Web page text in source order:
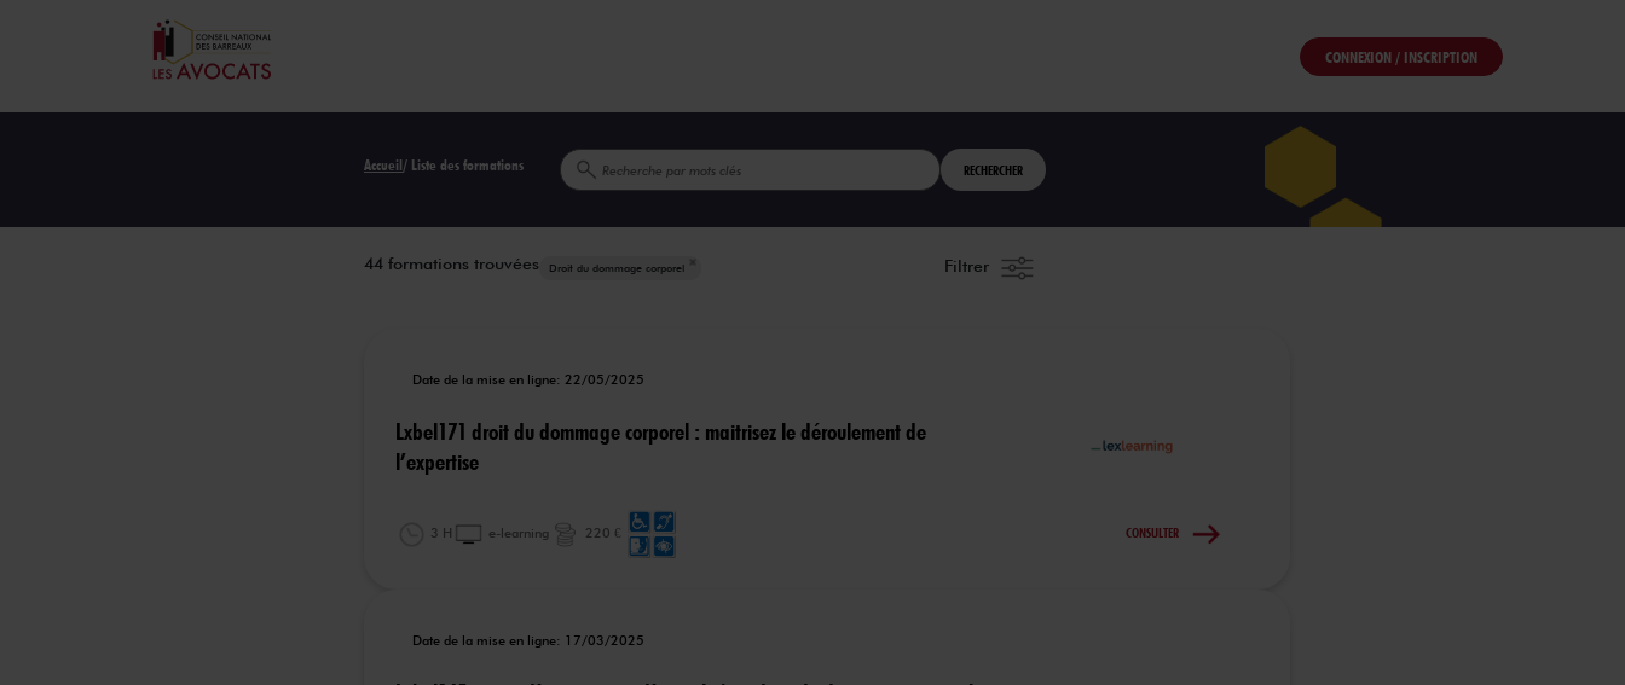
CONNEXION / INSCRIPTION
Accueil/ Liste des formations RECHERCHER
44 formations trouvées Droit du dommage corporel Filtrer
Date de la mise en ligne: 22/05/2025
Lxbel171 droit du dommage corporel : maitrisez le déroulement de
l’expertise
3 H e-learning 220 € CONSULTER
Date de la mise en ligne: 17/03/2025